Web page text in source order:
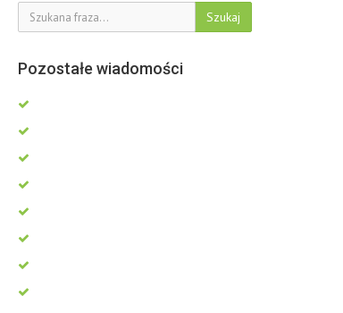
Szukaj
Pozostałe wiadomości